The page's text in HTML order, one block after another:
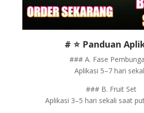
# ⭐ Panduan
### A. Fase
Aplikasi 5–7 hari
### B. Fruit Set
Aplikasi 3–5 hari sekali saat